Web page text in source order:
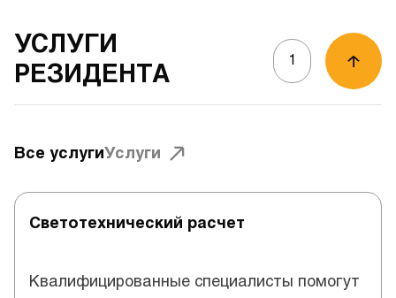
УСЛУГИ
РЕЗИДЕНТА
1
Все услугиУслуги
Светотехнический расчет
Квалифицированные специалисты помогут